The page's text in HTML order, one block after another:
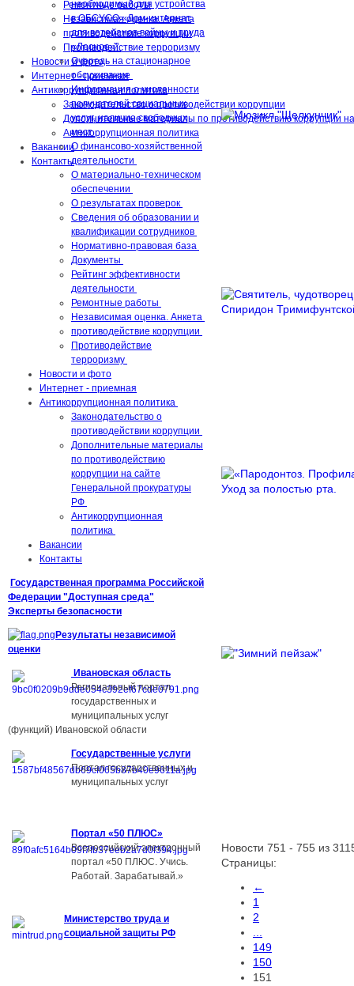
Ремонтные работы
Независимая оценка. Анкета
противодействие коррупции
Противодействие терроризму
Новости и фото
Интернет - приемная
Антикоррупционная политика
Законодательство о противодействии коррупции
Дополнительные материалы по противодействию коррупции
Антикоррупционная политика
Вакансии
Контакты
Новости 751 - 755 из
Страницы:
←
1
2
...
149
150
151
необходимый для устройства
в ОБСУСО «Дом-интернат
для ветеранов войны и труда
«Лесное»"
Очередь на стационарное
обсуживание
Информация о численности
получателей социальных
услуг, наличие свободных
мест
О финансово-хозяйственной
деятельности
О материально-техническом
обеспечении
О результатах проверок
Сведения об образовании и
квалификации сотрудников
Нормативно-правовая база
Документы
Рейтинг эффективности
деятельности
Ремонтные работы
Независимая оценка. Анкета
противодействие коррупции
Противодействие
терроризму
Новости и фото
Интернет - приемная
Антикоррупционная политика
Законодательство о
противодействии коррупции
Дополнительные материалы
по противодействию
коррупции на сайте
Генеральной прокуратуры
РФ
Антикоррупционная
политика
Вакансии
Контакты
Государственная программа Российской
Федерации "Доступная среда"
Эксперты безопасности
Результаты независимой
оценки
Ивановская область
Региональный портал
государственных и
муниципальных услуг
(функций) Ивановской области
Государственные услуги
Портал государственных и
муниципальных услуг
Портал «50 ПЛЮС»
Всероссийский электронный
портал «50 ПЛЮС. Учись.
Работай. Зарабатывай.»
Министерство труда и
социальной защиты РФ